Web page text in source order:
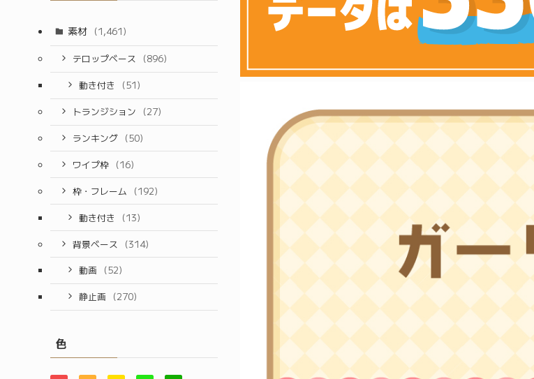
素材 (1,461)
テロップベース
(896)
動き付き
(51)
トランジション
(27)
ランキング (50)
ワイプ枠 (16)
枠・フレーム
(192)
動き付き
(13)
背景ベース
(314)
動画
(52)
静止画
(270)
色